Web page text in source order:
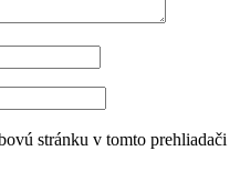
stránku v tomto prehliadači